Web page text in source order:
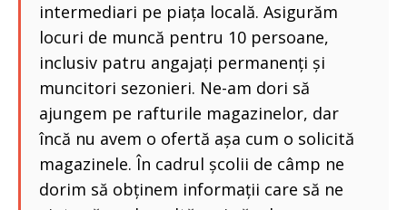
intermediari pe piața locală. Asigurăm
locuri de muncă pentru 10 persoane,
inclusiv patru angajați permanenți și
muncitori sezonieri. Ne-am dori să
ajungem pe rafturile magazinelor, dar
încă nu avem o ofertă așa cum o solicită
magazinele. În cadrul școlii de câmp ne
dorim să obținem informații care să ne